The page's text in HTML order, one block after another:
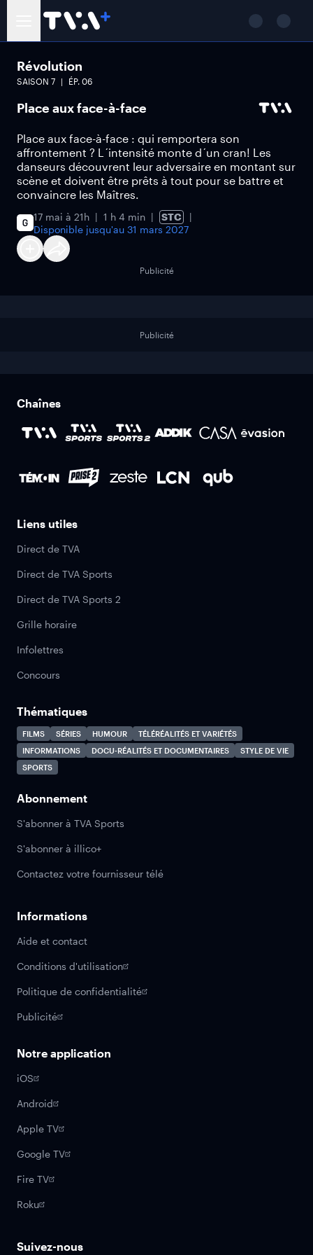
Révolution
SAISON 7 ÉP. 06
Place aux face-à-face
Place aux face-à-face : qui remportera son
affrontement ? L´intensité monte d´un cran! Les
danseurs découvrent leur adversaire en montant sur
scène et doivent être prêts à tout pour se battre et
convaincre les Maîtres.
17 mai à 21h 1 h 4 min
STC
Disponible jusqu'au 31 mars 2027
Publicité
Publicité
Chaînes
Liens utiles
Direct de TVA
Direct de TVA Sports
Direct de TVA Sports 2
Grille horaire
Infolettres
Concours
Thématiques
FILMS SÉRIES HUMOUR
TÉLÉRÉALITÉS ET VARIÉTÉS
INFORMATIONS
DOCU-RÉALITÉS ET DOCUMENTAIRES
STYLE DE VIE
SPORTS
Abonnement
S'abonner à TVA Sports
S'abonner à illico+
Contactez votre fournisseur télé
Informations
Aide et contact
Conditions d'utilisation
Politique de confidentialité
Publicité
Notre application
iOS
Android
Apple TV
Google TV
Fire TV
Roku
Suivez-nous